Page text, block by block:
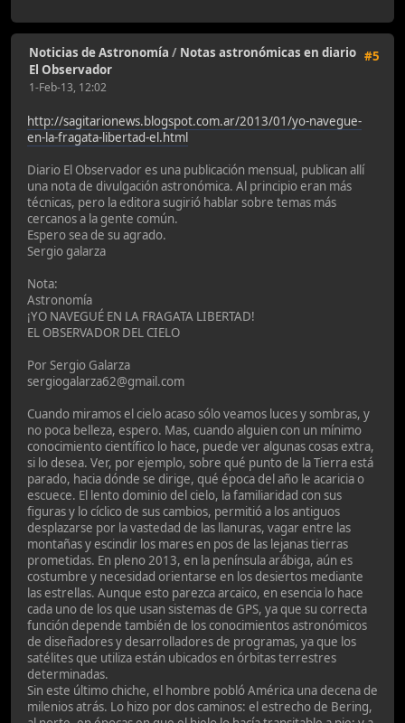
#5
Noticias de Astronomía / Notas astronómicas en diario
El Observador
1-Feb-13, 12:02
http://sagitarionews.blogspot.com.ar/2013/01/yo-navegue-
en-la-fragata-libertad-el.html
Diario El Observador es una publicación mensual, publican allí
una nota de divulgación astronómica. Al principio eran más
técnicas, pero la editora sugirió hablar sobre temas más
cercanos a la gente común.
Espero sea de su agrado.
Sergio galarza
Nota:
Astronomía
¡YO NAVEGUÉ EN LA FRAGATA LIBERTAD!
EL OBSERVADOR DEL CIELO
Por Sergio Galarza
sergiogalarza62@gmail.com
Cuando miramos el cielo acaso sólo veamos luces y sombras, y
no poca belleza, espero. Mas, cuando alguien con un mínimo
conocimiento científico lo hace, puede ver algunas cosas extra,
si lo desea. Ver, por ejemplo, sobre qué punto de la Tierra está
parado, hacia dónde se dirige, qué época del año le acaricia o
escuece. El lento dominio del cielo, la familiaridad con sus
figuras y lo cíclico de sus cambios, permitió a los antiguos
desplazarse por la vastedad de las llanuras, vagar entre las
montañas y escindir los mares en pos de las lejanas tierras
prometidas. En pleno 2013, en la península arábiga, aún es
costumbre y necesidad orientarse en los desiertos mediante
las estrellas. Aunque esto parezca arcaico, en esencia lo hace
cada uno de los que usan sistemas de GPS, ya que su correcta
función depende también de los conocimientos astronómicos
de diseñadores y desarrolladores de programas, ya que los
satélites que utiliza están ubicados en órbitas terrestres
determinadas.
Sin este último chiche, el hombre pobló América una decena de
milenios atrás. Lo hizo por dos caminos: el estrecho de Bering,